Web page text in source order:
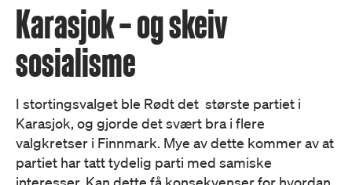
Karasjok – og skeiv
sosialisme
I stortingsvalget ble Rødt det største partiet i
Karasjok, og gjorde det svært bra i flere
valgkretser i Finnmark. Mye av dette kommer av at
partiet har tatt tydelig parti med samiske